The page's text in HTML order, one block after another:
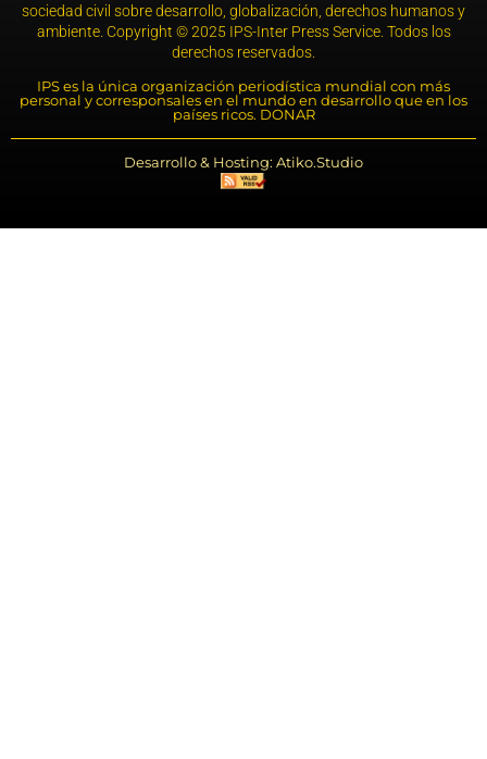
sociedad civil sobre desarrollo, globalización, derechos humanos y
ambiente. Copyright © 2025 IPS-Inter Press Service. Todos los
derechos reservados.
IPS es la única organización periodística mundial con más
personal y corresponsales en el mundo en desarrollo que en los
países ricos. DONAR
Desarrollo & Hosting: Atiko.Studio